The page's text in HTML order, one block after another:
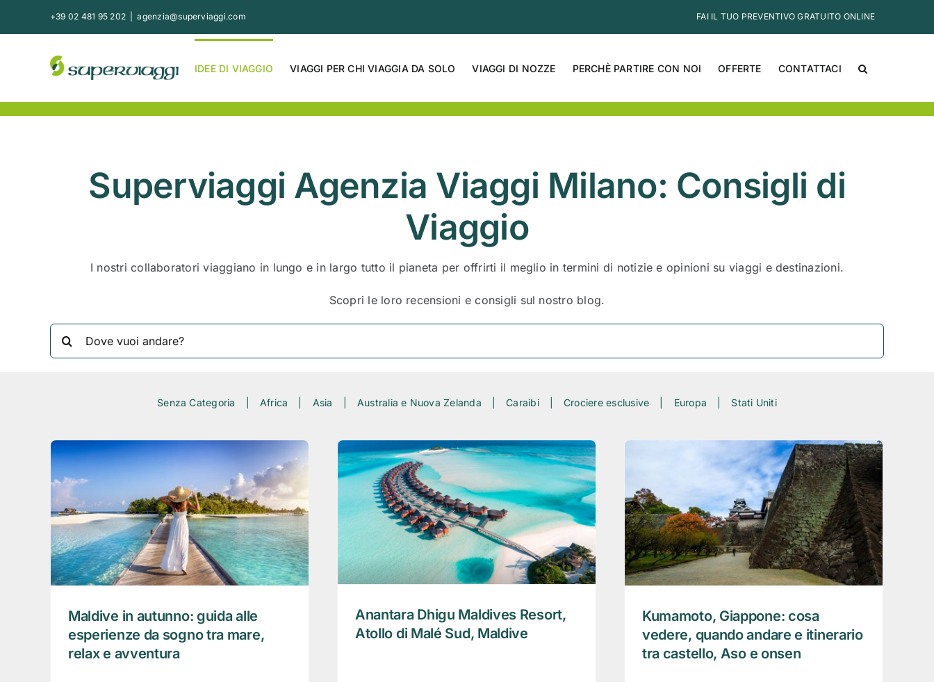
+39 02 481 95 202 agenzia@superviaggi.com FAI IL TUO PREVENTIVO GRATUITO ONLINE
IDEE DI VIAGGIO VIAGGI PER CHI VIAGGIA DA SOLO VIAGGI DI NOZZE PERCHÈ PARTIRE CON NOI OFFERTE CONTATTACI
Superviaggi Agenzia Viaggi Milano: Consigli di
Viaggio
I nostri collaboratori viaggiano in lungo e in largo tutto il pianeta per offrirti il ​​meglio in termini di notizie e opinioni su viaggi e destinazioni.
Scopri le loro recensioni e consigli sul nostro blog.
per:
Senza Categoria Africa Asia Australia e Nuova Zelanda Caraibi Crociere esclusive Europa Stati Uniti
Maldive in autunno: guida alle
esperienze da sogno tra mare,
relax e avventura
Anantara Dhigu Maldives Resort,
Atollo di Malé Sud, Maldive
Kumamoto, Giappone: cosa
vedere, quando andare e itinerario
tra castello, Aso e onsen